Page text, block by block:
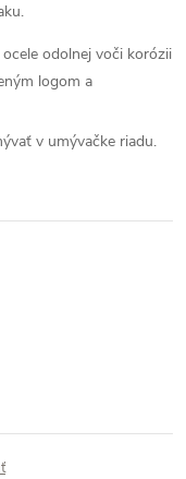
odolnej voči korózii
logom a
v umývačke riadu.